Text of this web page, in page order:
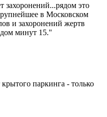
захоронений...рядом это
в Московском
и захоронений жертв
минут 15."
паркинга - только